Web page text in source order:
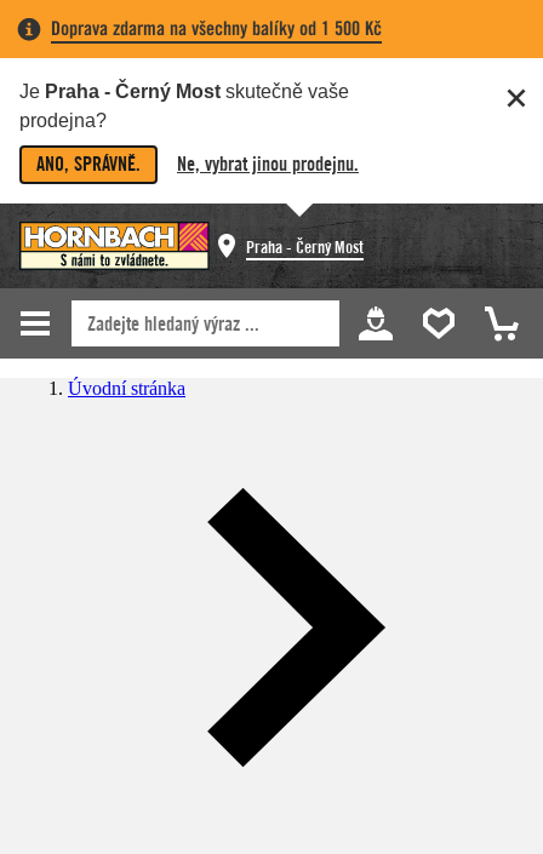
Doprava zdarma na všechny balíky od 1 500 Kč
Je Praha - Černý Most skutečně vaše
prodejna?
ANO, SPRÁVNĚ. Ne, vybrat jinou prodejnu.
Praha - Černý Most
Úvodní stránka